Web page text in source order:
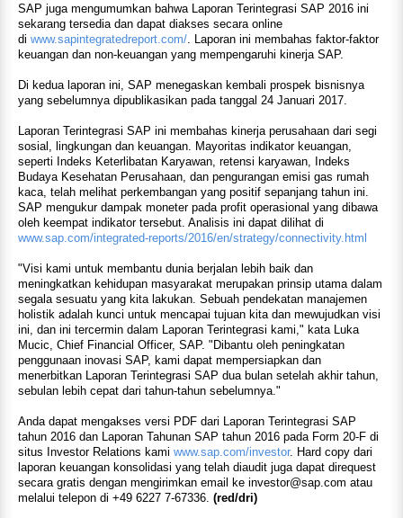
SAP juga mengumumkan bahwa Laporan Terintegrasi SAP 2016 ini
sekarang tersedia dan dapat diakses secara online
di www.sapintegratedreport.com/ . Laporan ini membahas faktor-faktor
keuangan dan non-keuangan yang mempengaruhi kinerja SAP.
Di kedua laporan ini, SAP menegaskan kembali prospek bisnisnya
yang sebelumnya dipublikasikan pada tanggal 24 Januari 2017.
Laporan Terintegrasi SAP ini membahas kinerja perusahaan dari segi
sosial, lingkungan dan keuangan. Mayoritas indikator keuangan,
seperti Indeks Keterlibatan Karyawan, retensi karyawan, Indeks
Budaya Kesehatan Perusahaan, dan pengurangan emisi gas rumah
kaca, telah melihat perkembangan yang positif sepanjang tahun ini.
SAP mengukur dampak moneter pada profit operasional yang dibawa
oleh keempat indikator tersebut. Analisis ini dapat dilihat di
www.sap.com/integrated-reports/2016/en/strategy/connectivity.html
"Visi kami untuk membantu dunia berjalan lebih baik dan
meningkatkan kehidupan masyarakat merupakan prinsip utama dalam
segala sesuatu yang kita lakukan. Sebuah pendekatan manajemen
holistik adalah kunci untuk mencapai tujuan kita dan mewujudkan visi
ini, dan ini tercermin dalam Laporan Terintegrasi kami," kata Luka
Mucic, Chief Financial Officer, SAP. "Dibantu oleh peningkatan
penggunaan inovasi SAP, kami dapat mempersiapkan dan
menerbitkan Laporan Terintegrasi SAP dua bulan setelah akhir tahun,
sebulan lebih cepat dari tahun-tahun sebelumnya."
Anda dapat mengakses versi PDF dari Laporan Terintegrasi SAP
tahun 2016 dan Laporan Tahunan SAP tahun 2016 pada Form 20-F di
situs Investor Relations kami www.sap.com/investor. Hard copy dari
laporan keuangan konsolidasi yang telah diaudit juga dapat direquest
secara gratis dengan mengirimkan email ke investor@sap.com atau
melalui telepon di +49 6227 7-67336. (red/dri)